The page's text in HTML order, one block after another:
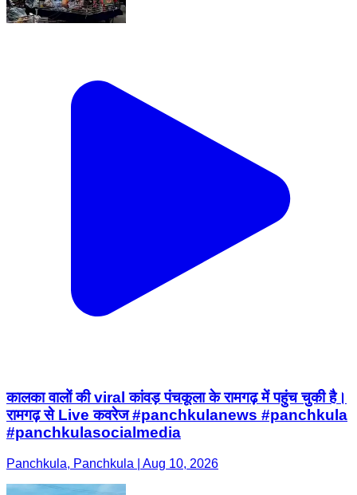
कालका वालों की viral कांवड़ पंचकूला के रामगढ़ में पहुंच चुकी है।
रामगढ़ से Live कवरेज #panchkulanews #panchkula
#panchkulasocialmedia
Panchkula, Panchkula | Aug 10, 2026